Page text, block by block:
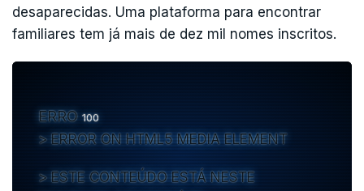
desaparecidas. Uma plataforma para encontrar
familiares tem já mais de dez mil nomes inscritos.
ERRO100
ERROR ON HTML5 MEDIA ELEMENT
ESTE CONTEÚDO ESTÁ NESTE